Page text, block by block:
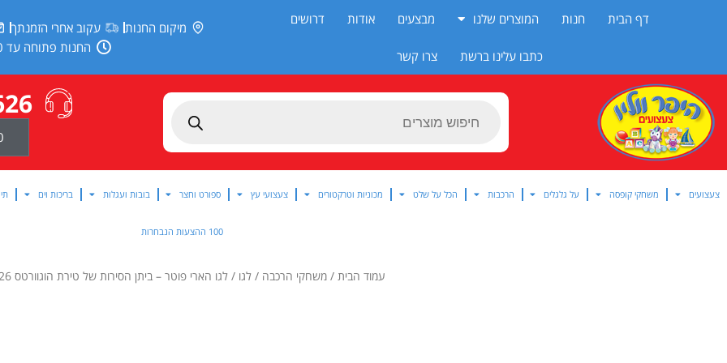
דף הבית חנות המוצרים שלנו מבצעים אודות דרושים
כתבו עלינו ברשת צרו קשר
מיקום החנות עקוב אחרי הזמנתך
החנות פתוחה עד 20:00
Products
צעצועים משחקי קופסה על גלגלים הרכבות הכל על שלט מכוניות וטרקטורים צעצועי עץ ספורט וחצר בובות ועגלות בריכות וים
100 ההצעות הנבחרות
עמוד הבית /משחקי הרכבה /לגו / לגו הארי פוטר – ביתן הסירות של טירת הוגוורטס 76426